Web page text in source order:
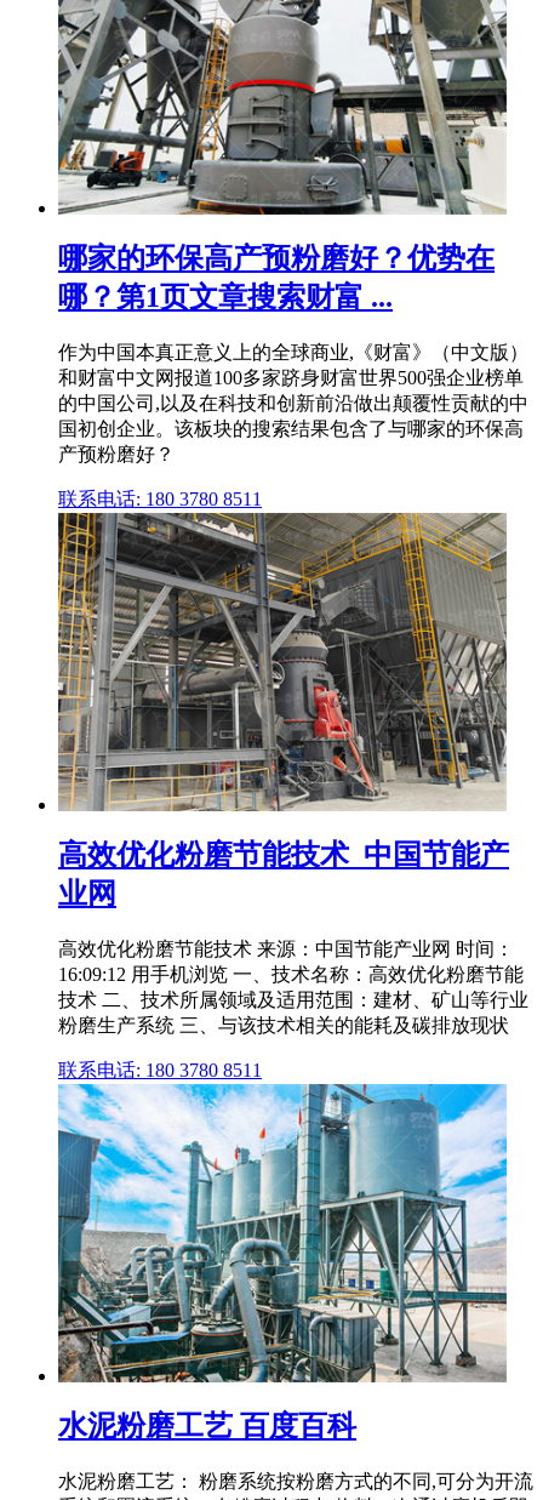
哪家的环保高产预粉磨好？优势在
哪？第1页文章搜索财富 ...
作为中国本真正意义上的全球商业,《财富》（中文版）
和财富中文网报道100多家跻身财富世界500强企业榜单
的中国公司,以及在科技和创新前沿做出颠覆性贡献的中
国初创企业。该板块的搜索结果包含了与哪家的环保高
产预粉磨好？
联系电话: 180 3780 8511
高效优化粉磨节能技术_中国节能产
业网
高效优化粉磨节能技术 来源：中国节能产业网 时间：
16:09:12 用手机浏览 一、技术名称：高效优化粉磨节能
技术 二、技术所属领域及适用范围：建材、矿山等行业
粉磨生产系统 三、与该技术相关的能耗及碳排放现状
联系电话: 180 3780 8511
水泥粉磨工艺 百度百科
水泥粉磨工艺： 粉磨系统按粉磨方式的不同,可分为开流